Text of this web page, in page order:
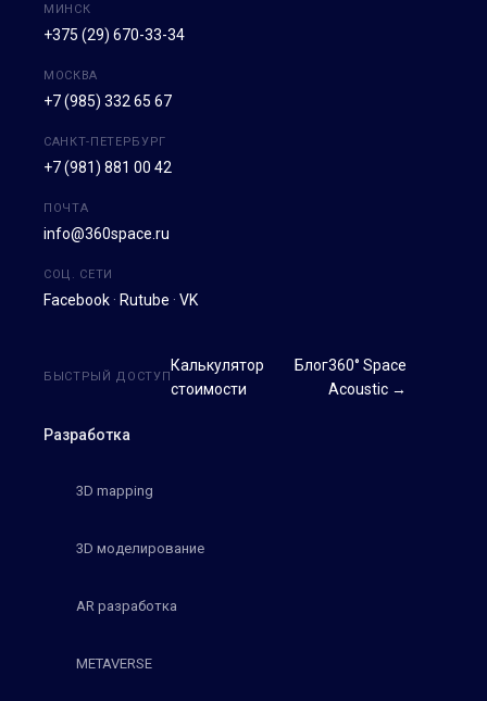
МИНСК
+375 (29) 670-33-34
МОСКВА
+7 (985) 332 65 67
САНКТ-ПЕТЕРБУРГ
+7 (981) 881 00 42
ПОЧТА
info@360space.ru
СОЦ. СЕТИ
Facebook · Rutube · VK
Разработка
3D mapping
3D моделирование
AR разработка
METAVERSE
БЫСТРЫЙ ДОСТУП
Калькулятор
стоимости
Блог360° Space
Acoustic →